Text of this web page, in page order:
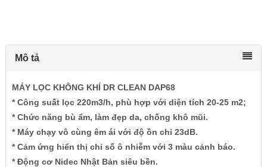
Mô tả
MÁY LỌC KHÔNG KHÍ DR CLEAN DAP68
* Công suất lọc 220m3/h, phù hợp với diện tích 20-25 m2;
* Chức năng bù ẩm, làm đẹp da, chống khô mũi.
* Máy chạy vô cùng êm ái với độ ồn chỉ 23dB.
* Cảm ứng hiển thị chỉ số ô nhiễm với 3 màu cảnh báo.
* Động cơ Nidec Nhật Bản siêu bền.